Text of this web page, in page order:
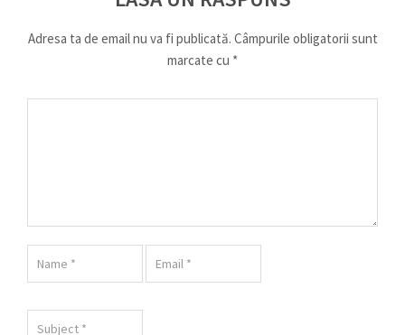
Adresa ta de email nu va fi publicată. Câmpurile obligatorii sunt
marcate cu *